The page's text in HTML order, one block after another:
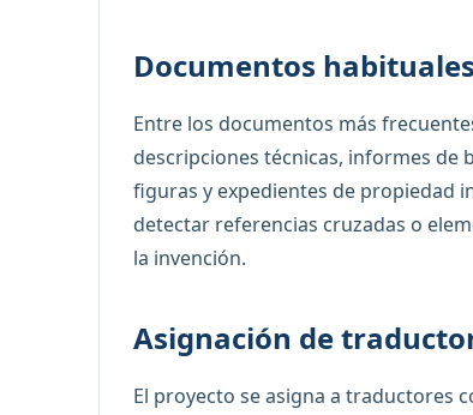
Documentos habituales
Entre los documentos más
descripciones técnicas, informes de
figuras y expedientes de propiedad
detectar referencias cruzadas o
la invención.
Asignación de
El proyecto se asigna a traductores